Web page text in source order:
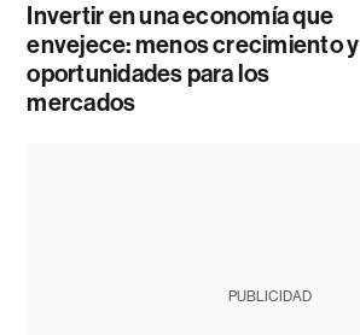
Invertir en una economía que
envejece: menos crecimiento y
oportunidades para los
mercados
PUBLICIDAD